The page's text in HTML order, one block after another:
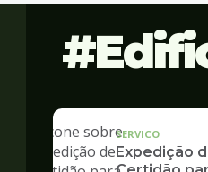
SERVICO
Expedição